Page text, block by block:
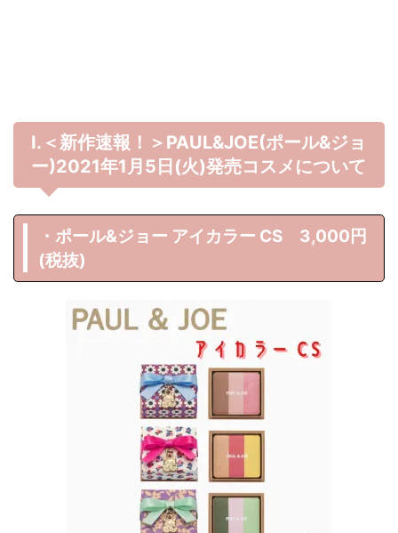
Ⅰ.＜新作速報！＞PAUL&JOE(ポール&ジョ
ー)2021年1月5日(火)発売コスメについて
・ポール&ジョー アイカラー CS 3,000円
(税抜)